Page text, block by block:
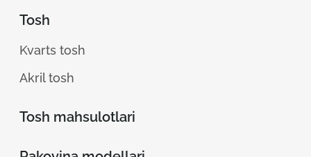
Tosh
Kvarts tosh
Akril tosh
Tosh mahsulotlari